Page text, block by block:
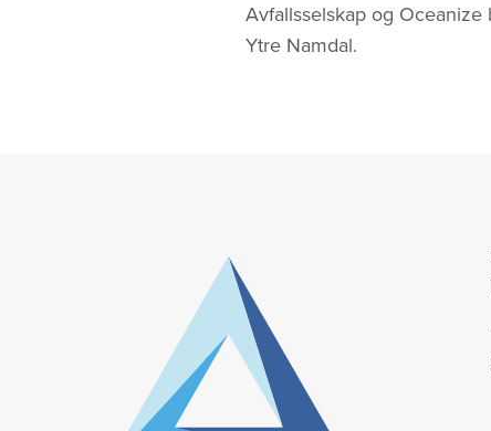
Avfallsselskap og
Ytre Namdal.